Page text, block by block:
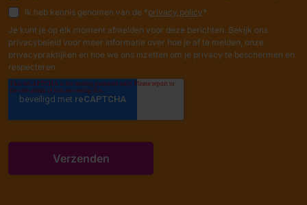
Ik heb kennis genomen van de *privacy policy*
Je kunt je op elk moment afmelden voor deze berichten. Bekijk ons
privacybeleid voor meer informatie over hoe je af te melden, onze
privacypraktijken en hoe we ons inzetten om je privacy te beschermen en
respecteren.